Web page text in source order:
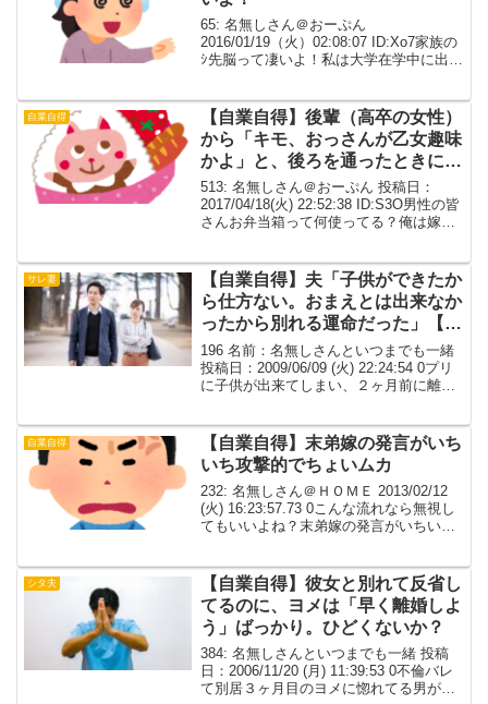
65: 名無しさん＠おーぷん
2016/01/19（火）02:08:07 ID:Xo7家族の
ｼ先脳って凄いよ！私は大学在学中に出会
と起こして高校中退して、楽して稼ぐた
め...
自業自得
【自業自得】後輩（高卒の女性）
から「キモ、おっさんが乙女趣味
かよ」と、後ろを通ったときに聞
こえるように言われた。
513: 名無しさん＠おーぷん 投稿日：
2017/04/18(火) 22:52:38 ID:S3O男性の皆
さんお弁当箱って何使ってる？俺は嫁の
給食も学食もなくてお弁当だ...
サレ妻
【自業自得】夫「子供ができたか
ら仕方ない。おまえとは出来なか
ったから別れる運命だった」【ざ
まぁ】
196 名前：名無しさんといつまでも一緒
投稿日：2009/06/09 (火) 22:24:54 0プリ
に子供が出来てしまい、２ヶ月前に離
解し、話し合って決めたはずだっ...
自業自得
【自業自得】末弟嫁の発言がいち
いち攻撃的でちょいムカ
232: 名無しさん＠ＨＯＭＥ 2013/02/12
(火) 16:23:57.73 0こんな流れなら無視し
てもいいよね？末弟嫁の発言がいちいち
学行けたのってアニキが大...
シタ夫
【自業自得】彼女と別れて反省し
てるのに、ヨメは「早く離婚しよ
う」ばっかり。ひどくないか？
384: 名無しさんといつまでも一緒 投稿
日：2006/11/20 (月) 11:39:53 0不倫バレ
て別居３ヶ月目のヨメに惚れてる男がい